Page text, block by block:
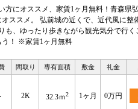
にオススメ、家賃1ヶ月無料！青森県
ススメ。 弘前城の近くで、近代風に整
、ゆったり歩きながら観光気分で行
う！ ※家賃1ヶ月無料
間取り 専有面積 敷金 礼金
2K 32.3ｍ2 1ヶ月 0万円